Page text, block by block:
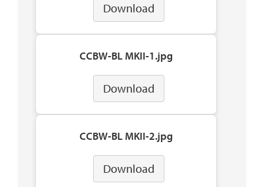
Download
CCBW-BL MKII-1.jpg
Download
CCBW-BL MKII-2.jpg
Download